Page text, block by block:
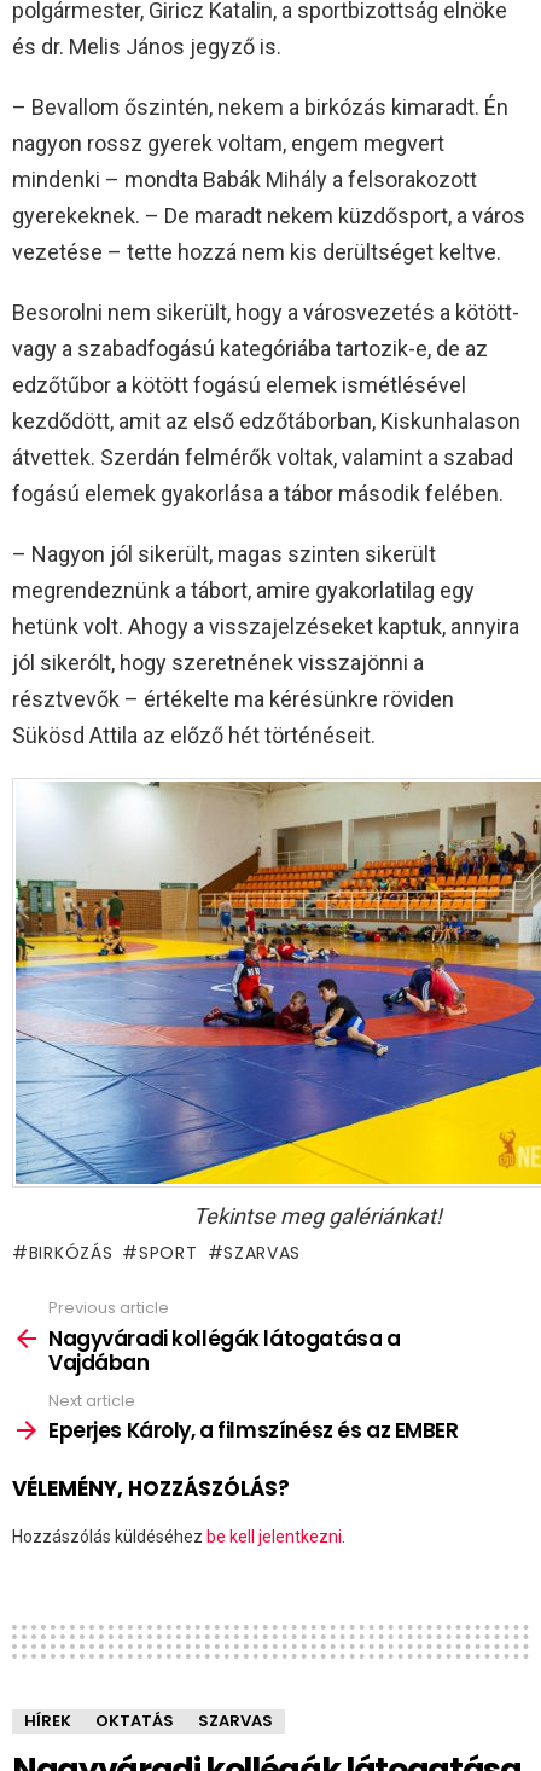
polgármester, Giricz Katalin, a sportbizottság elnöke
és dr. Melis János jegyző is.
– Bevallom őszintén, nekem a birkózás kimaradt. Én
nagyon rossz gyerek voltam, engem megvert
mindenki – mondta Babák Mihály a felsorakozott
gyerekeknek. – De maradt nekem küzdősport, a város
vezetése – tette hozzá nem kis derültséget keltve.
Besorolni nem sikerült, hogy a városvezetés a kötött-
vagy a szabadfogású kategóriába tartozik-e, de az
edzőtűbor a kötött fogású elemek ismétlésével
kezdődött, amit az első edzőtáborban, Kiskunhalason
átvettek. Szerdán felmérők voltak, valamint a szabad
fogású elemek gyakorlása a tábor második felében.
– Nagyon jól sikerült, magas szinten sikerült
megrendeznünk a tábort, amire gyakorlatilag egy
hetünk volt. Ahogy a visszajelzéseket kaptuk, annyira
jól sikerólt, hogy szeretnének visszajönni a
résztvevők – értékelte ma kérésünkre röviden
Sükösd Attila az előző hét történéseit.
Tekintse meg galériánkat!
BIRKÓZÁS SPORT SZARVAS
more
Previous article
Nagyváradi kollégák látogatása a
Vajdában
Next article
Eperjes Károly, a filmszínész és az EMBER
VÉLEMÉNY, HOZZÁSZÓLÁS?
Hozzászólás küldéséhez be kell jelentkezni
HÍREK OKTATÁS SZARVAS